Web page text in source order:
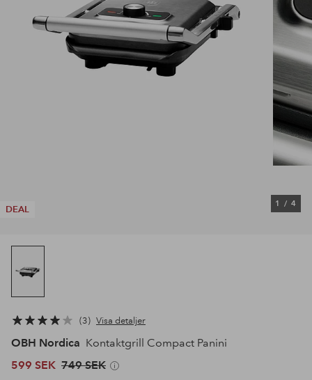
DEAL
1 / 4
3 Visa detaljer
OBH Nordica Kontaktgrill Compact Panini
599 SEK 749 SEK